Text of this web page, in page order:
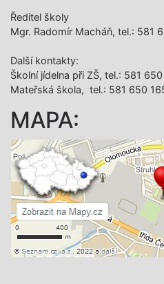
Ředitel školy
Mgr. Radomír Macháň, tel.: 581
Další­ kontakty:
Školní jídelna při ZŠ, tel.: 581
Mateřská škola, tel.: 581 650
MAPA: